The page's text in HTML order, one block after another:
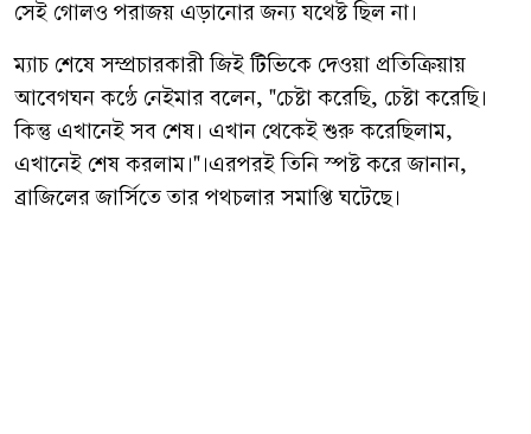
সেই গোলও পরাজয় এড়ানোর জন্য যথেষ্ট ছিল না।
ম্যাচ শেষে সম্প্রচারকারী জিই টিভিকে দেওয়া প্রতিক্রিয়ায়
আবেগঘন কণ্ঠে নেইমার বলেন, "চেষ্টা করেছি, চেষ্টা করেছি।
কিন্তু এখানেই সব শেষ। এখান থেকেই শুরু করেছিলাম,
এখানেই শেষ করলাম।"।এরপরই তিনি স্পষ্ট করে জানান,
ব্রাজিলের জার্সিতে তার পথচলার সমাপ্তি ঘটেছে।